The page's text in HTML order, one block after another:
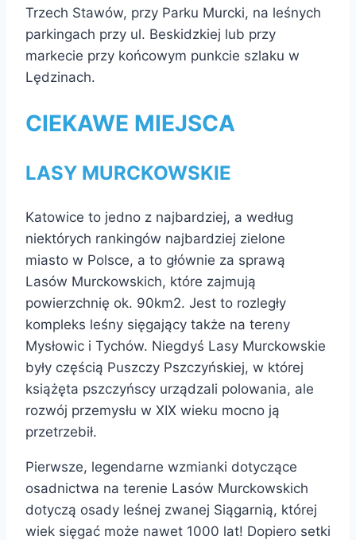
Trzech Stawów, przy Parku Murcki, na leśnych
parkingach przy ul. Beskidzkiej lub przy
markecie przy końcowym punkcie szlaku w
Lędzinach.
CIEKAWE MIEJSCA
LASY MURCKOWSKIE
Katowice to jedno z najbardziej, a według
niektórych rankingów najbardziej zielone
miasto w Polsce, a to głównie za sprawą
Lasów Murckowskich, które zajmują
powierzchnię ok. 90km2. Jest to rozległy
kompleks leśny sięgający także na tereny
Mysłowic i Tychów. Niegdyś Lasy Murckowskie
były częścią Puszczy Pszczyńskiej, w której
książęta pszczyńscy urządzali polowania, ale
rozwój przemysłu w XIX wieku mocno ją
przetrzebił.
Pierwsze, legendarne wzmianki dotyczące
osadnictwa na terenie Lasów Murckowskich
dotyczą osady leśnej zwanej Siągarnią, której
wiek sięgać może nawet 1000 lat! Dopiero setki